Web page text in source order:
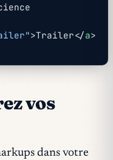
>Trailer</a>
vos
dans votre